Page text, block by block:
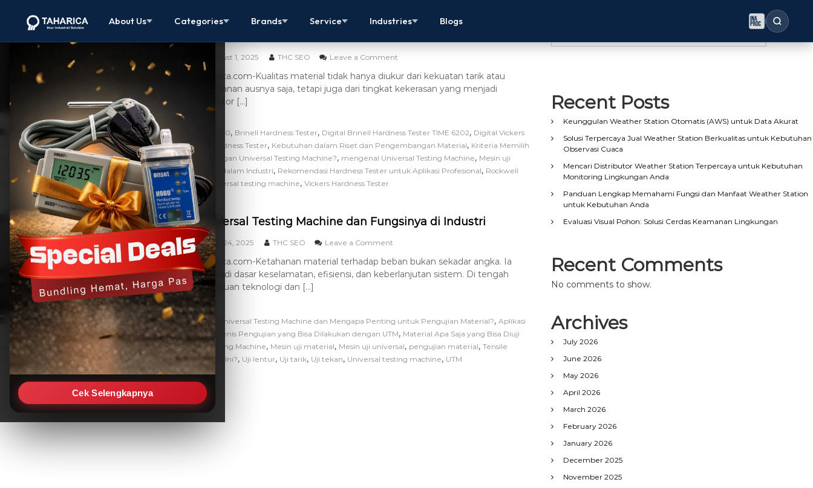
Cek Selengkapnya
About Us Categories Brands Service Industries Blogs
Hardness Tester: Metode Terbaik untuk Pengujian Material
August 1, 2025 THC SEO Leave a Comment
taharica.com-Kualitas material tidak hanya diukur dari kekuatan tarik atau
ketahanan ausnya saja, tetapi juga dari tingkat kekerasan yang menjadi
indikator […]
Artikel, UTM Analog Rockwell Hardness Tester TH500, Brinell Hardness Tester, Digital Brinell Hardness Tester TIME 6202, Digital Vickers
Hardness Tester - TH721/721Z,Hardness Tester,Jenis-Jenis Hardness Tester, Kebutuhan dalam Riset dan Pengembangan Material, Kriteria Memilih
Hardness Tester Terbaik,Material Apa Saja yang Bisa Diuji dengan Universal Testing Machine?, mengenal Universal Testing Machine, Mesin uji
universal ,pengujian kekerasan,Pentingnya Hardness Tester dalam Industri, Rekomendasi Hardness Tester untuk Aplikasi Profesional, Rockwell
Hardness Tester,Teknologi Terkini pada Hardness Tester,Universal testing machine, Vickers Hardness Tester
Universal Testing Machine dan Fungsinya di Industri
July 24, 2025 THC SEO Leave a Comment
taharica.com-Ketahanan material terhadap beban bukan sekadar angka. Ia
menjadi dasar keselamatan, efisiensi, dan keberlanjutan sistem. Di tengah
kemajuan teknologi dan […]
Artikel Apa itu Universal Testing Machine ,Apa Itu Universal Testing Machine dan Mengapa Penting untuk Pengujian Material?, Aplikasi
Universal Testing Machine di Industri, Hardness Tester Jenis-Jenis Pengujian yang Bisa Dilakukan dengan UTM, Material Apa Saja yang Bisa Diuji
dengan Universal Testing Machine?,mengenal Universal Testing Machine, Mesin uji material, Mesin uji universal, pengujian material, Tensile
Tipe Apa Saja yang Dimiliki Universal Testing Machine Ini?, Uji lentur, Uji tarik, Uji tekan, Universal testing machine, UTM
Search
Recent Posts
Keunggulan Weather Station Otomatis (AWS) untuk Data Akurat
Solusi Terpercaya Jual Weather Station Berkualitas untuk Kebutuhan
Observasi Cuaca
Mencari Distributor Weather Station Terpercaya untuk Kebutuhan
Monitoring Lingkungan Anda
Panduan Lengkap Memahami Fungsi dan Manfaat Weather Station
untuk Kebutuhan Anda
Evaluasi Visual Pohon: Solusi Cerdas Keamanan Lingkungan
Recent Comments
No comments to show.
Archives
July 2026
June 2026
May 2026
April 2026
March 2026
February 2026
January 2026
December 2025
November 2025